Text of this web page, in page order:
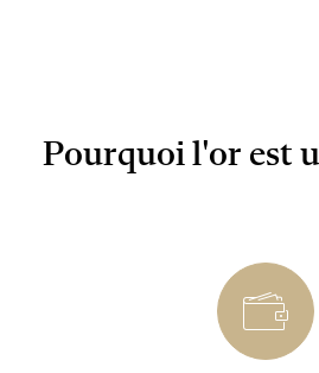
Pourquoi l'or est